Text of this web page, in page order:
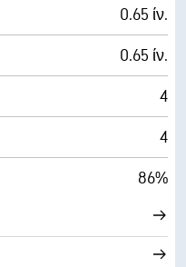
0.65 ίν.
0.65 ίν.
4
4
86%